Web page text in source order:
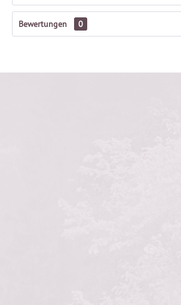
Bewertungen 0